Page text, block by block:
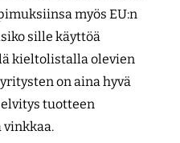
myös EU:n
sille käyttöä
kieltolistalla olevien
on aina hyvä
tuotteen
vinkkaa.